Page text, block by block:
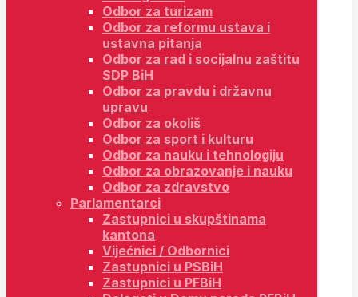
Odbor za turizam
Odbor za reformu ustava i
ustavna pitanja
Odbor za rad i socijalnu zaštitu
SDP BiH
Odbor za pravdu i državnu
upravu
Odbor za okoliš
Odbor za sport i kulturu
Odbor za nauku i tehnologiju
Odbor za obrazovanje i nauku
Odbor za zdravstvo
Parlamentarci
Zastupnici u skupštinama
kantona
Vijećnici / Odbornici
Zastupnici u PSBiH
Zastupnici u PFBiH